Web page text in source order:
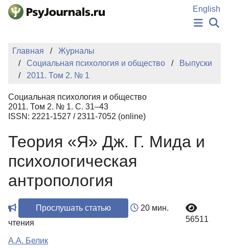
Перейти к основному содержанию
English
НОВОСТИ
ИЗДАНИЯ
БАЗА ЗНАНИЙ
КЛЮЧЕВЫЕ СЛОВА
Регистрация
Главная
Журналы
Социальная психология и общество
Выпуски
2011. Том 2. № 1
Социальная психология и общество
2011. Том 2. № 1. С. 31–43
ISSN: 2221-1527 / 2311-7052 (online)
Теория «Я» Дж. Г. Мида и
психологическая
антропология
Прослушать статью
20 мин.
чтения
56511
А.А. Белик